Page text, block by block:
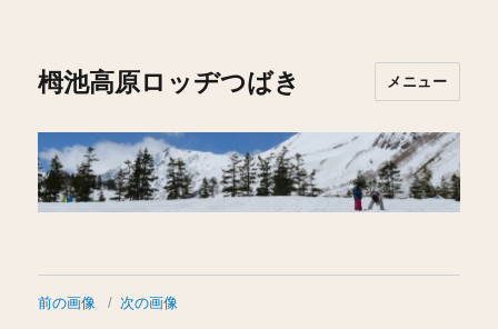
栂池高原ロッヂつばき メニュー
前の画像 次の画像